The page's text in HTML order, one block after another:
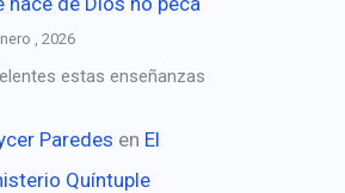
, 2026
estas enseñanzas
Paredes en El
Quíntuple